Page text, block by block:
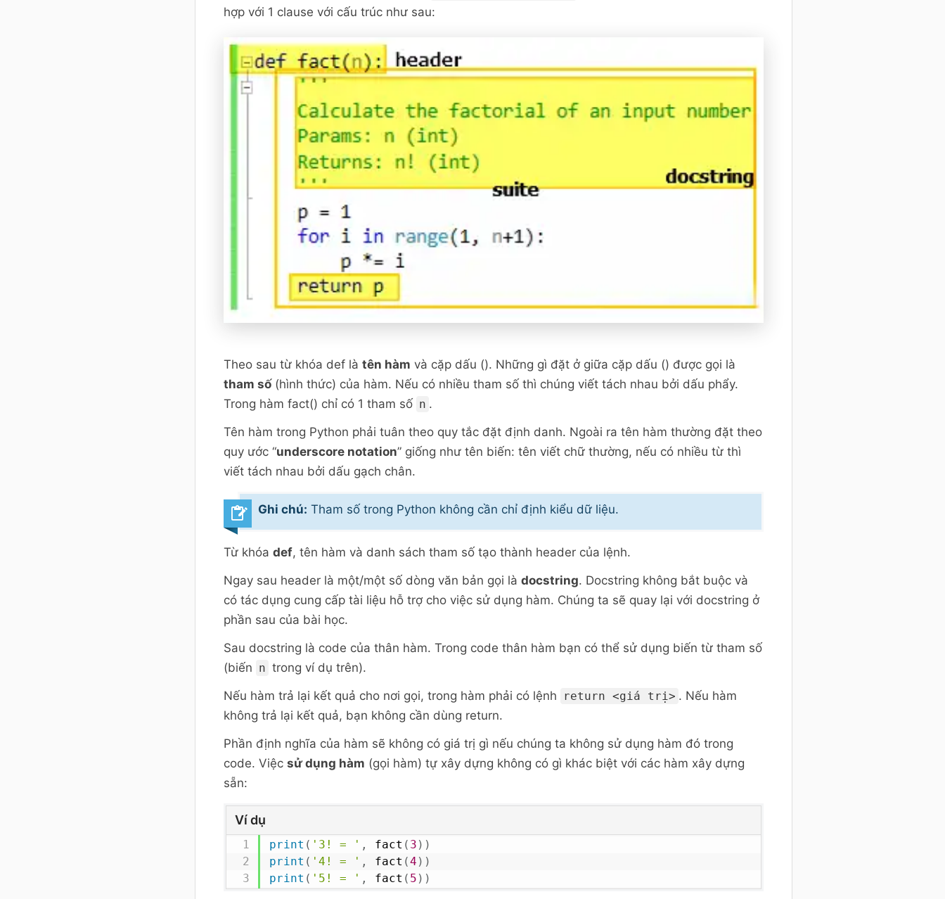
hợp với 1 clause với cấu trúc như sau:
Theo sau từ khóa def là tên hàm và cặp dấu (). Những gì đặt ở giữa cặp dấu () được gọi là
tham số(hình thức) của hàm. Nếu có nhiều tham số thì chúng viết tách nhau bởi dấu phẩy.
Trong hàm fact() chỉ có 1 tham số n .
Tên hàm trong Python phải tuân theo quy tắc đặt định danh. Ngoài ra tên hàm thường đặt theo
quy ước “underscore notation” giống như tên biến: tên viết chữ thường, nếu có nhiều từ thì
viết tách nhau bởi dấu gạch chân.
Ghi chú: Tham số trong Python không cần chỉ định kiểu dữ liệu.
Từ khóa def, tên hàm và danh sách tham số tạo thành header của lệnh.
Ngay sau header là một/một số dòng văn bản gọi là docstring. Docstring không bắt buộc và
có tác dụng cung cấp tài liệu hỗ trợ cho việc sử dụng hàm. Chúng ta sẽ quay lại với docstring ở
phần sau của bài học.
Sau docstring là code của thân hàm. Trong code thân hàm bạn có thể sử dụng biến từ tham số
(biến n trong ví dụ trên).
Nếu hàm trả lại kết quả cho nơi gọi, trong hàm phải có lệnh
return <giá trị> . Nếu hàm
không trả lại kết quả, bạn không cần dùng return.
Phần định nghĩa của hàm sẽ không có giá trị gì nếu chúng ta không sử dụng hàm đó trong
code. Việc sử dụng hàm (gọi hàm) tự xây dựng không có gì khác biệt với các hàm xây dựng
sẵn:
Ví dụ
print ( '3! = ' , fact ( 3 ) )
print ( '4! = ' , fact (4 ) )
print ( '5! = ' , fact ( 5 ) )